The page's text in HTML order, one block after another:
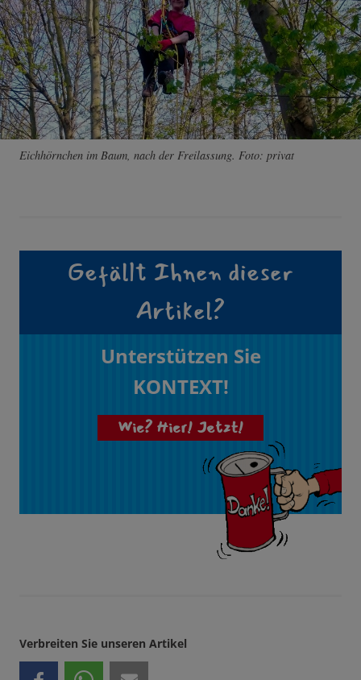
Eichhörnchen im Baum, nach der Freilassung. Foto: privat
Gefällt Ihnen dieser
Artikel?
Unterstützen Sie
KONTEXT!
Wie? Hier! Jetzt!
Verbreiten Sie unseren Artikel